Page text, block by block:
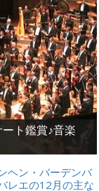
ト鑑賞♪音楽
ヘン・バーデンバ
レエの12月の主な